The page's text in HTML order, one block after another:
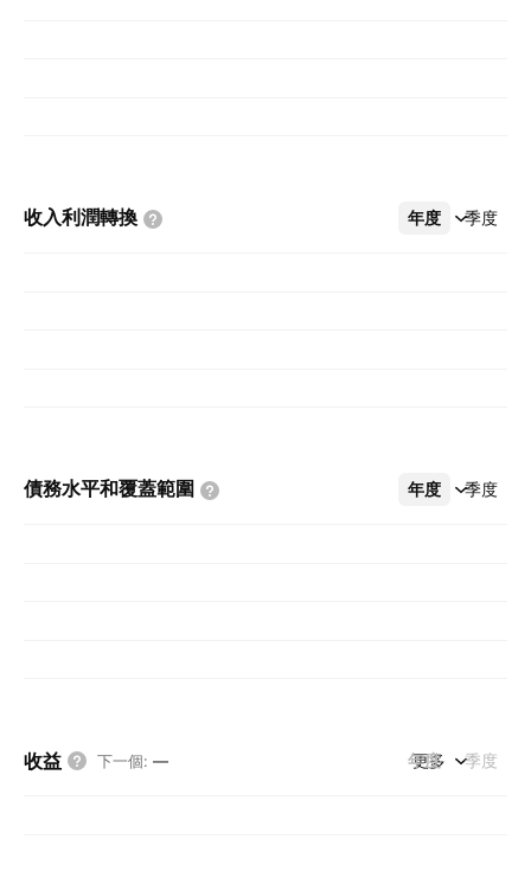
收入利潤轉換 年度 季度
更多
債務水平和覆蓋範圍 年度 季度
更多
收益 下一個: — 年度 季度
更多